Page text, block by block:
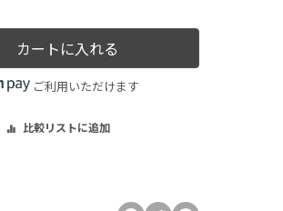
カートに入れる
ご利用いただけます
比較リストに追加